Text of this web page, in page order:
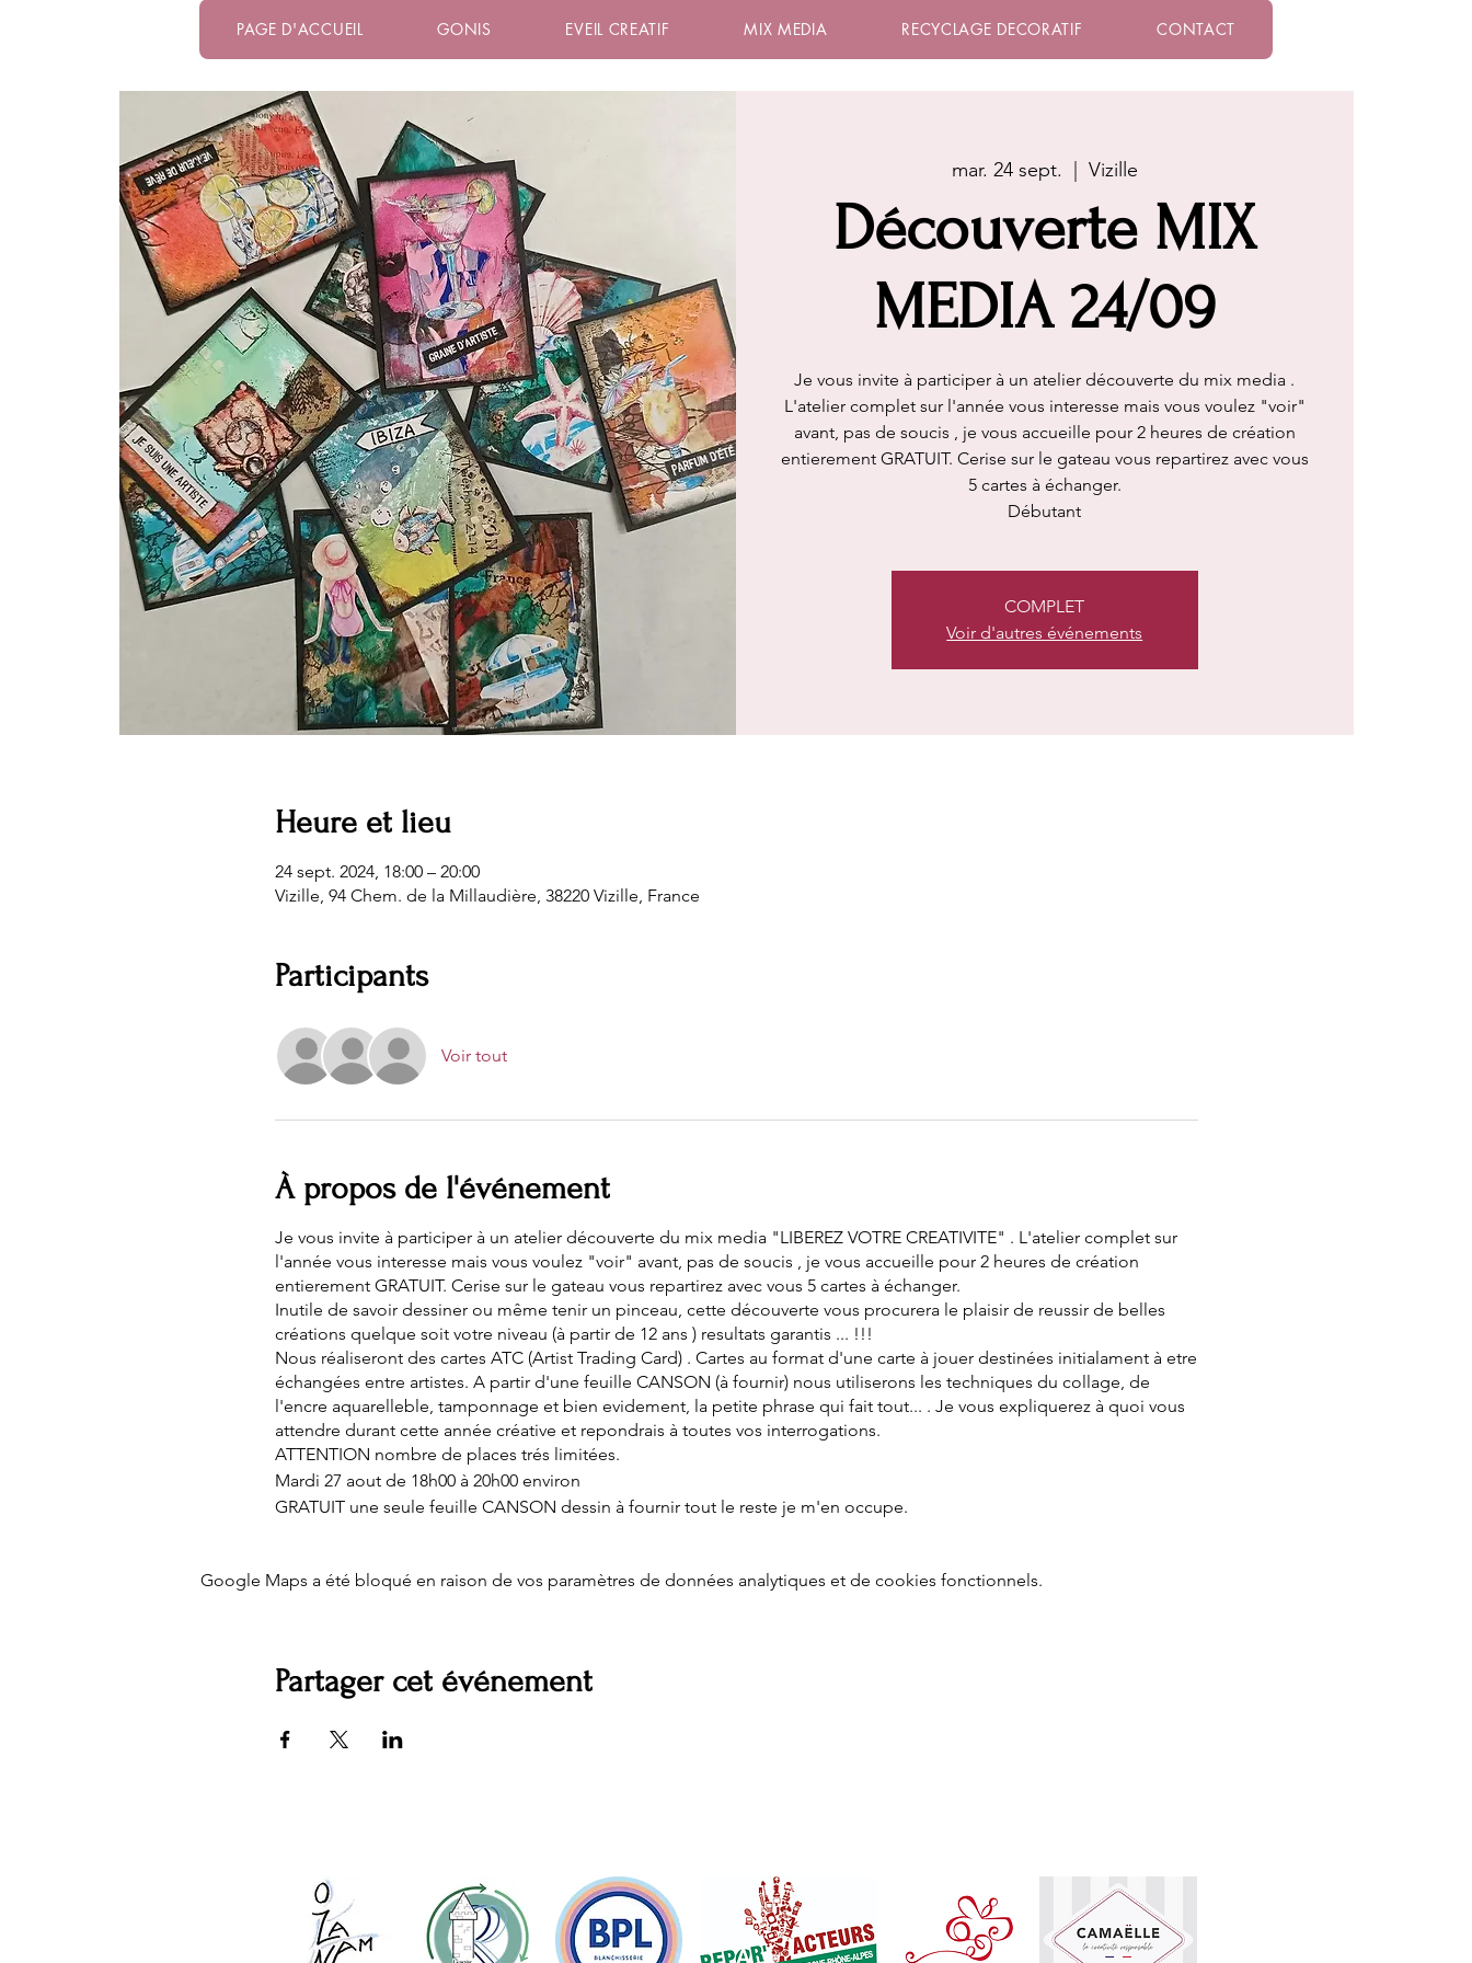
PAGE D'ACCUEIL GONIS EVEIL CREATIF MIX MEDIA RECYCLAGE DECORATIF CONTACT
mar. 24 sept. Vizille
Découverte MIX
MEDIA 24/09
Je vous invite à participer à un atelier découverte du mix media .
L'atelier complet sur l'année vous interesse mais vous voulez "voir"
avant, pas de soucis , je vous accueille pour 2 heures de création
entierement GRATUIT. Cerise sur le gateau vous repartirez avec vous
5 cartes à échanger.
Débutant
COMPLET
Voir d'autres événements
Heure et lieu
24 sept. 2024, 18:00 – 20:00
Vizille, 94 Chem. de la Millaudière, 38220 Vizille, France
Participants
Voir tout
À propos de l'événement
Je vous invite à participer à un atelier découverte du mix media "LIBEREZ VOTRE CREATIVITE" . L'atelier complet sur
l'année vous interesse mais vous voulez "voir" avant, pas de soucis , je vous accueille pour 2 heures de création
entierement GRATUIT. Cerise sur le gateau vous repartirez avec vous 5 cartes à échanger.
Inutile de savoir dessiner ou même tenir un pinceau, cette découverte vous procurera le plaisir de reussir de belles
créations quelque soit votre niveau (à partir de 12 ans ) resultats garantis ... !!!
Nous réaliseront des cartes ATC (Artist Trading Card) . Cartes au format d'une carte à jouer destinées initialament à etre
échangées entre artistes. A partir d'une feuille CANSON (à fournir) nous utiliserons les techniques du collage, de
l'encre aquarelleble, tamponnage et bien evidement, la petite phrase qui fait tout... . Je vous expliquerez à quoi vous
attendre durant cette année créative et repondrais à toutes vos interrogations.
ATTENTION nombre de places trés limitées.
Mardi 27 aout de 18h00 à 20h00 environ
GRATUIT une seule feuille CANSON dessin à fournir tout le reste je m'en occupe.
Google Maps a été bloqué en raison de vos paramètres de données analytiques et de cookies fonctionnels.
Partager cet événement